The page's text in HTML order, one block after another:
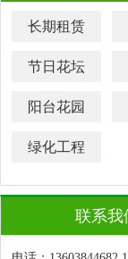
长期租赁
节日花坛
阳台花园
绿化工程
联系我